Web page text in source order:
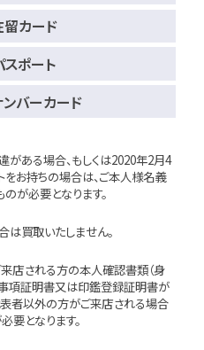
留カード
スポート
ンバーカード
ある場合、もしくは2020年2月4
お持ちの場合は、ご本人様名義
が必要となります。
買取いたしません。
店される方の本人確認書類（身
項証明書又は印鑑登録証明書が
表者以外の方がご来店される場合
要となります。